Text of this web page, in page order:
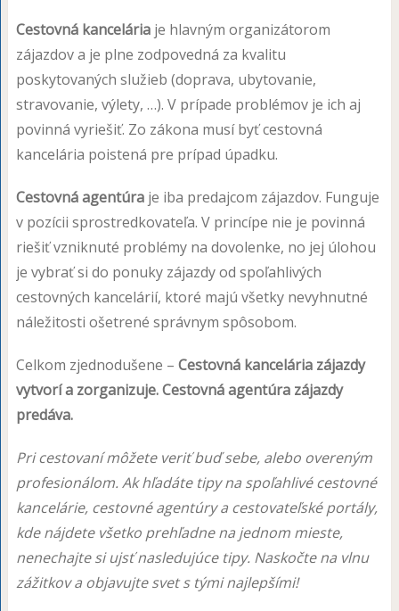
Cestovná kanceláriaje hlavným organizátorom
zájazdov a je plne zodpovedná za kvalitu
poskytovaných služieb (doprava, ubytovanie,
stravovanie, výlety, …). V prípade problémov je ich aj
povinná vyriešiť. Zo zákona musí byť cestovná
kancelária poistená pre prípad úpadku.
Cestovná agentúraje iba predajcom zájazdov. Funguje
v pozícii sprostredkovateľa. V princípe nie je povinná
riešiť vzniknuté problémy na dovolenke, no jej úlohou
je vybrať si do ponuky zájazdy od spoľahlivých
cestovných kancelárií, ktoré majú všetky nevyhnutné
náležitosti ošetrené správnym spôsobom.
Celkom zjednodušene – Cestovná kancelária zájazdy
vytvorí a zorganizuje. Cestovná agentúra zájazdy
predáva.
Pri cestovaní môžete veriť buď sebe, alebo overeným
profesionálom. Ak hľadáte tipy na spoľahlivé cestovné
kancelárie, cestovné agentúry a cestovateľské portály,
kde nájdete všetko prehľadne na jednom mieste,
nenechajte si ujsť nasledujúce tipy. Naskočte na vlnu
zážitkov a objavujte svet s tými najlepšími!